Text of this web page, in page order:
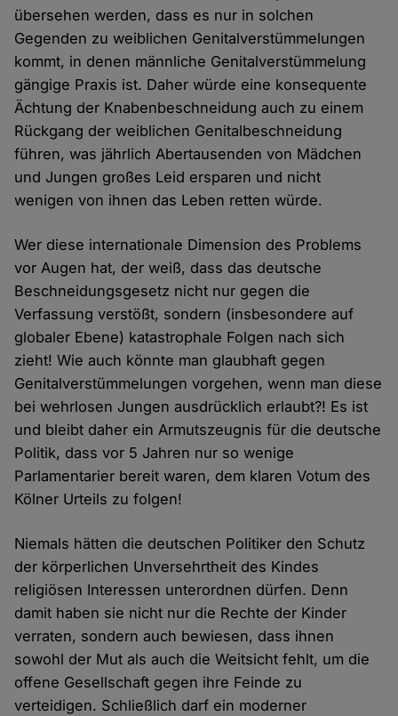
übersehen werden, dass es nur in solchen
Gegenden zu weiblichen Genitalverstümmelungen
kommt, in denen männliche Genitalverstümmelung
gängige Praxis ist. Daher würde eine konsequente
Ächtung der Knabenbeschneidung auch zu einem
Rückgang der weiblichen Genitalbeschneidung
führen, was jährlich Abertausenden von Mädchen
und Jungen großes Leid ersparen und nicht
wenigen von ihnen das Leben retten würde.
Wer diese internationale Dimension des Problems
vor Augen hat, der weiß, dass das deutsche
Beschneidungsgesetz nicht nur gegen die
Verfassung verstößt, sondern (insbesondere auf
globaler Ebene) katastrophale Folgen nach sich
zieht! Wie auch könnte man glaubhaft gegen
Genitalverstümmelungen vorgehen, wenn man diese
bei wehrlosen Jungen ausdrücklich erlaubt?! Es ist
und bleibt daher ein Armutszeugnis für die deutsche
Politik, dass vor 5 Jahren nur so wenige
Parlamentarier bereit waren, dem klaren Votum des
Kölner Urteils zu folgen!
Niemals hätten die deutschen Politiker den Schutz
der körperlichen Unversehrtheit des Kindes
religiösen Interessen unterordnen dürfen. Denn
damit haben sie nicht nur die Rechte der Kinder
verraten, sondern auch bewiesen, dass ihnen
sowohl der Mut als auch die Weitsicht fehlt, um die
offene Gesellschaft gegen ihre Feinde zu
verteidigen. Schließlich darf ein moderner